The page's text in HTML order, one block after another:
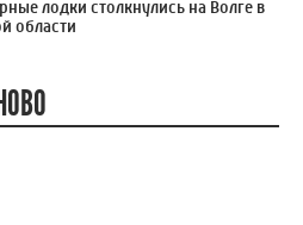
лодки столкнулись на Волге в
области